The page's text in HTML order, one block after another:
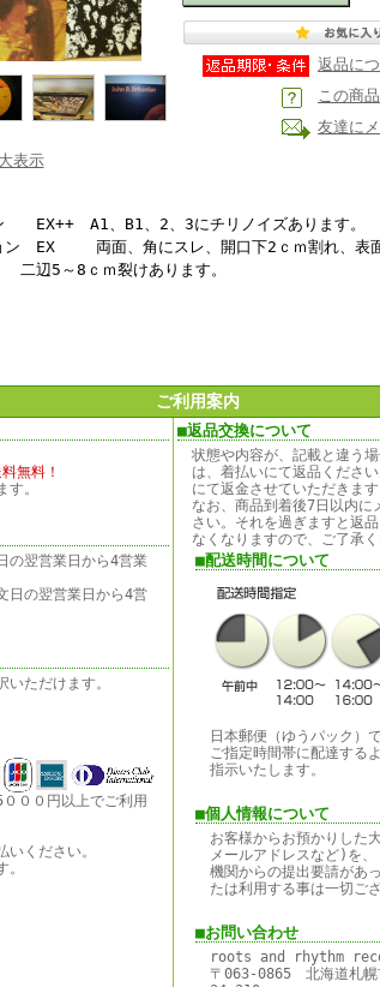
表示
返品に
この商
友達に
EX++ A1、B1、2、3にチリノイズあります。
ン EX 両面、角にスレ、開口下2ｃｍ割れ、表面
辺5～8ｃｍ裂けあります。
年作
ご利用案内
無料！
。
の翌営業日から4営業
日の翌営業日から4営
ただけます。
００円以上でご利用
ください。
■返品交換について
状態や内容が、記載と違う
は、着払いにて返品くださ
にて返金させていただきます
なお、商品到着後7日以内に
さい。それを過ぎますと返
なくなりますので、ご了承く
■配送時間について
日本郵便（ゆうパック）
ご指定時間帯に配達する
指示いたします。
■個人情報について
お客様からお預かりした
メールアドレスなど)を
機関からの提出要請があ
たは利用する事は一切ご
■お問い合わせ
roots and rhythm
〒063-0865 北海道札幌